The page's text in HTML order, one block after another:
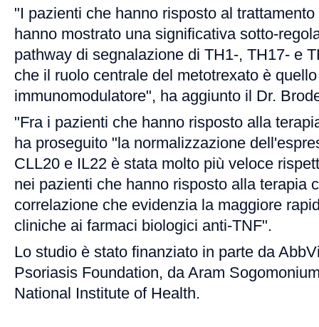
"I pazienti che hanno risposto al
hanno mostrato una significativa sotto-
pathway di segnalazione di TH1-, TH17- e
che il ruolo centrale del metotrexato è
immunomodulatore", ha aggiunto il Dr.
"Fra i pazienti che hanno risposto alla
ha proseguito "la normalizzazione
CLL20 e IL22 è stata molto più veloce
nei pazienti che hanno risposto alla terapia
correlazione che evidenzia la maggiore
cliniche ai farmaci biologici anti-TNF".
Lo studio è stato finanziato in parte da
Psoriasis Foundation, da Aram
National Institute of Health.